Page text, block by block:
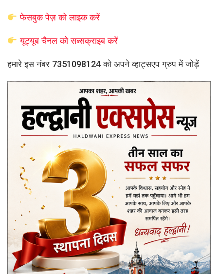
फेसबुक पेज़ को लाइक करें
यूट्यूब चैनल को सब्सक्राइब करें
हमारे इस नंबर 7351098124 को अपने व्हाट्सएप ग्रुप में जोड़ें